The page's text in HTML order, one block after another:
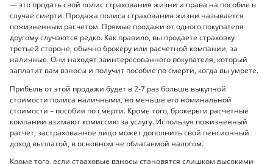
— это продать свой полис страхования жизни и права на пособие в
случае смерти. Продажа полиса страхования жизни называется
пожизненным расчетом. Прямые продажи от одного покупателя
другому случаются редко. Как правило, вы продаете страховку
третьей стороне, обычно брокеру или расчетной компании, за
наличные. Они находят заинтересованного покупателя, который
заплатит вам взносы и получит пособие по смерти, когда вы умрете.
Прибыль от этой продажи будет в 2-7 раз больше выкупной
стоимости полиса наличными, но меньше его номинальной
стоимости – пособия по смерти. Кроме того, брокеры и расчетные
компании взимают комиссию за услугу. Используя пожизненный
расчет, застрахованное лицо может дополнить свой пенсионный
доход выплатой, в основном не облагаемой налогом.
Кроме того, если страховые взносы становятся слишком высокими